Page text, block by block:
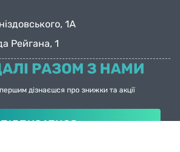
1А
Рейгана, 1
РАЗОМ З НАМИ
дізнаєшся про знижки та акції
ПІДПИСАТИСЯ